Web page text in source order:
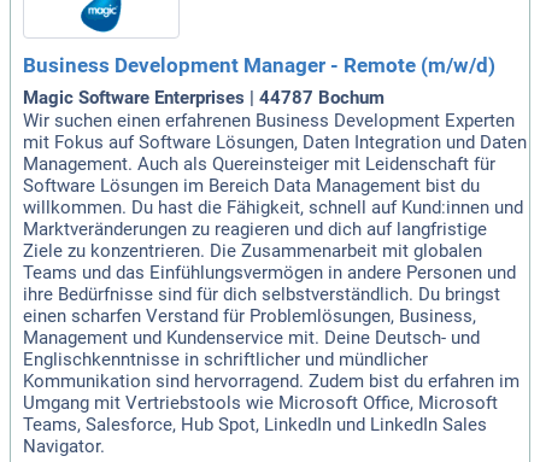
Business Development Manager - Remote (m/w/d)
Magic Software Enterprises | 44787 Bochum
Wir suchen einen erfahrenen Business Development Experten
mit Fokus auf Software Lösungen, Daten Integration und Daten
Management. Auch als Quereinsteiger mit Leidenschaft für
Software Lösungen im Bereich Data Management bist du
willkommen. Du hast die Fähigkeit, schnell auf Kund:innen und
Marktveränderungen zu reagieren und dich auf langfristige
Ziele zu konzentrieren. Die Zusammenarbeit mit globalen
Teams und das Einfühlungsvermögen in andere Personen und
ihre Bedürfnisse sind für dich selbstverständlich. Du bringst
einen scharfen Verstand für Problemlösungen, Business,
Management und Kundenservice mit. Deine Deutsch- und
Englischkenntnisse in schriftlicher und mündlicher
Kommunikation sind hervorragend. Zudem bist du erfahren im
Umgang mit Vertriebstools wie Microsoft Office, Microsoft
Teams, Salesforce, Hub Spot, LinkedIn und LinkedIn Sales
Navigator.